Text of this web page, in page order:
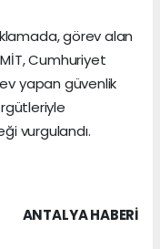
görev alan
Cumhuriyet
yapan güvenlik
vurgulandı.
ANTALYA HABERİ